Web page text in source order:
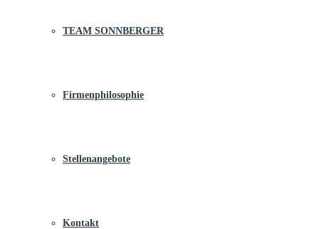
TEAM SONNBERGER
Firmenphilosophie
Stellenangebote
Kontakt